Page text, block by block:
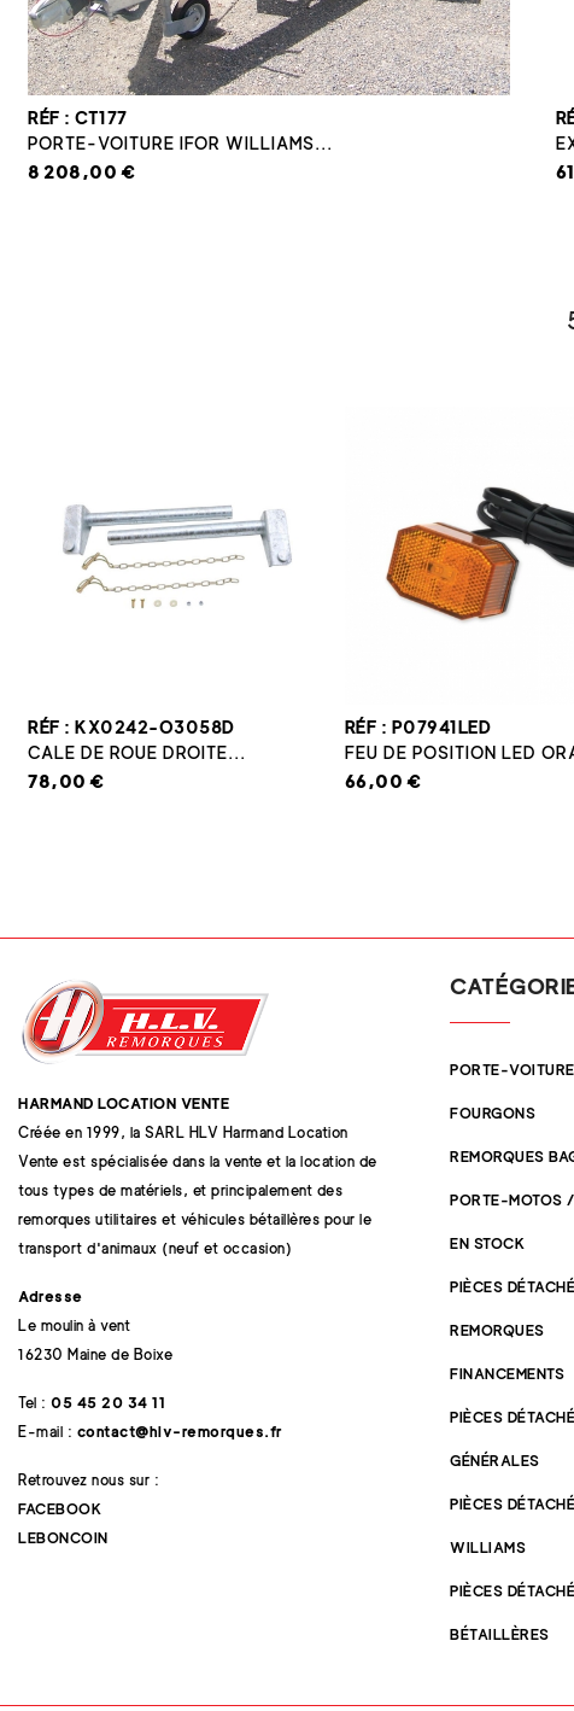
RÉF : CT177
PORTE-VOITURE IFOR WILLIAMS...
8 208,00 €
RÉF : KX0242-O3058D
CALE DE ROUE DROITE...
78,00 €
RÉF : P07941LED
FEU DE POSITION LED
66,00 €
HARMAND LOCATION VENTE
Créée en 1999, la SARL HLV Harmand Location
Vente est spécialisée dans la vente et la location de
tous types de matériels, et principalement des
remorques utilitaires et véhicules bétaillères pour le
transport d'animaux (neuf et occasion)
Adresse
Le moulin à vent
16230 Maine de Boixe
Tel : 05 45 20 34 11
E-mail : contact@hlv-remorques.fr
Retrouvez nous sur :
FACEBOOK
LEBONCOIN
PORTE-VOITURE
FOURGONS
REMORQUES
PORTE-MOTOS
EN STOCK
PIÈCES
REMORQUES
FINANCEMENTS
PIÈCES
GÉNÉRALES
PIÈCES
WILLIAMS
PIÈCES
BÉTAILLÈRES